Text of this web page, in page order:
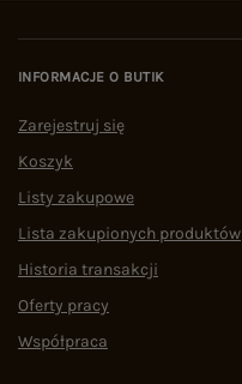
INFORMACJE O BUTIK
Zarejestruj się
Koszyk
Listy zakupowe
Lista zakupionych produktów
Historia transakcji
Oferty pracy
Współpraca